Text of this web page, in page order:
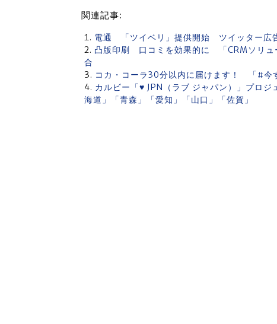
関連記事:
電通 「ツイベリ」提供開始 ツイッター広
凸版印刷 口コミを効果的に 「CRMソリュ
合
コカ・コーラ30分以内に届けます！ 「#今
カルビー「♥ JPN（ラブ ジャパン）」プロ
海道」「青森」「愛知」「山口」「佐賀」